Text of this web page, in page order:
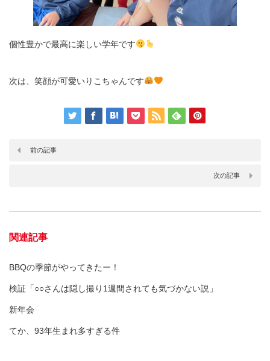
個性豊かで最高に楽しい学年です
次は、笑顔が可愛いりこちゃんです
前の記事
次の記事
関連記事
BBQの季節がやってきたー！
検証「○○さんは隠し撮り1週間されても気づかない説」
新年会
てか、93年生まれ多すぎる件